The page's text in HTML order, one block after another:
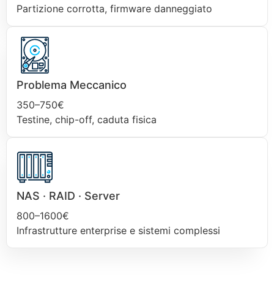
Partizione corrotta, firmware danneggiato
Problema Meccanico
350–750€
Testine, chip-off, caduta fisica
NAS · RAID · Server
800–1600€
Infrastrutture enterprise e sistemi complessi